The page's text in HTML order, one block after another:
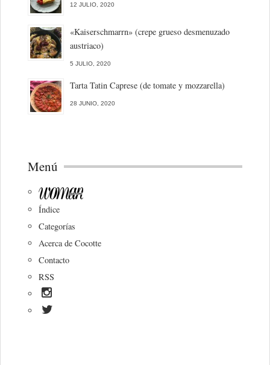
12 JULIO, 2020
«Kaiserschmarrn» (crepe grueso desmenuzado
austriaco)
5 JULIO, 2020
Tarta Tatin Caprese (de tomate y mozzarella)
28 JUNIO, 2020
Menú
Índice
Categorías
Acerca de Cocotte
Contacto
RSS